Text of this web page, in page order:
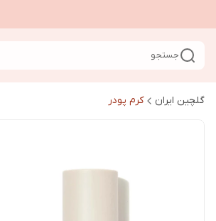
جستجو
گلچین ایران کرم پودر